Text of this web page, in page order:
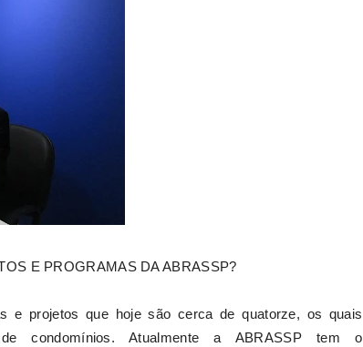
E PROGRAMAS DA ABRASSP?
e projetos que hoje são cerca de quatorze, os
condomínios. Atualmente a ABRASSP tem